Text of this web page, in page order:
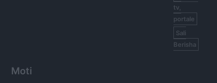
tv,
portale
Sali
Berisha
Moti